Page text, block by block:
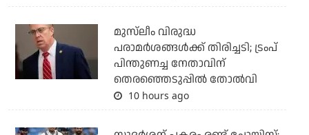
മുസ്‌ലീം വിരുദ്ധ
പരാമര്‍ശങ്ങള്‍ക്ക് തിരിച്ചടി; ട്രംപ്
പിന്തുണച്ച നേതാവിന്
തെരഞ്ഞെടുപ്പില്‍ തോല്‍വി
10 hours ago